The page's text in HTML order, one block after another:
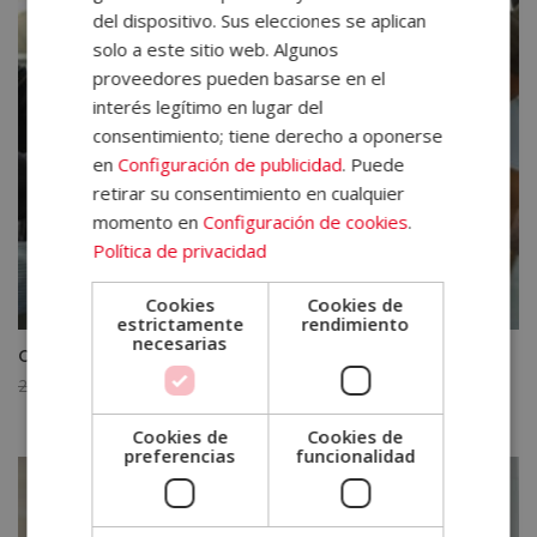
Curso de Agente Profesional de Igualdad de Género
2.380,00
precio
original
era:
2.380,00€.
El
precio
actual
es:
595,00€.
del dispositivo. Sus elecciones se aplican
solo a este sitio web. Algunos
proveedores pueden basarse en el
interés legítimo en lugar del
consentimiento; tiene derecho a oponerse
enConfiguración de publicidad. Puede
retirar su consentimiento en cualquier
momento enConfiguración de cookies.
Política de privacidad
Cookies
estrictamente
necesarias
Cookies de
rendimiento
Cookies de
preferencias
Cookies de
funcionalidad